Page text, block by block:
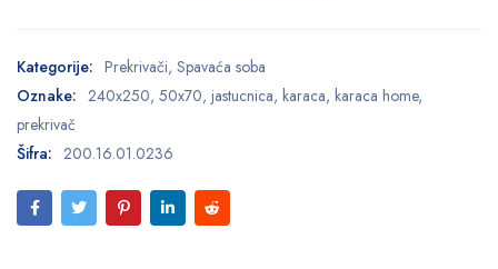
Kategorije: Prekrivači, Spavaća soba
Oznake: 240x250, 50x70, jastucnica, karaca, karaca home,
prekrivač
Šifra: 200.16.01.0236